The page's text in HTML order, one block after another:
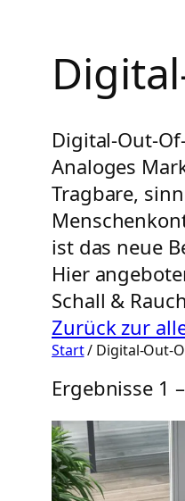
Digital-Out-
Analoges
Tragbare,
ist das neue
Hier
Schall &
Zurück zur
Start/ Digital-Out-
Ergebnisse 1